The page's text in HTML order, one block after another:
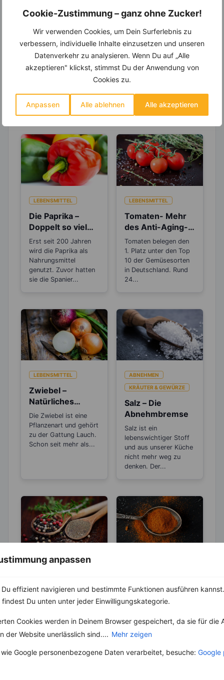
Cookie-Zustimmung – ganz ohne Zucker!
Wir verwenden Cookies, um Dein Surferlebnis zu
verbessern, individuelle Inhalte einzusetzen und unseren
Datenverkehr zu analysieren. Wenn Du auf „Alle
akzeptieren" klickst, stimmst Du der Anwendung von
Cookies zu.
Anpassen Alle ablehnen Alle akzeptieren
anpassen
effizient navigieren und bestimmte Funktionen ausführen
Du unten unter jeder Einwilligungskategorie.
Cookies werden in Deinem Browser gespeichert, da sie für die
der Website unerlässlich sind.... Mehr zeigen
Google personenbezogene Daten verarbeitet, besuche: Google
viele hilfreiche und zeitsparende Möglichkeiten,
dieses Rezepts
LEBENSMITTEL
Die Paprika –
Doppelt so viel
Vitamin C, wie die
Zitrone
Erst seit 200 Jahren
wird die Paprika als
Nahrungsmittel
genutzt. Zuvor hatten
sie die Spanier...
LEBENSMITTEL
Tomaten- Mehr
des Anti-Aging-
Stoffs Lycopin
durchs
Einkochen?
Tomaten belegen den
1. Platz unter den Top
10 der Gemüsesorten
in Deutschland. Rund
24...
LEBENSMITTEL
Zwiebel –
Natürliches
Antibiotikum und
„Wunder“-
Heilmittel
Die Zwiebel ist eine
Pflanzenart und gehört
zu der Gattung Lauch.
Schon seit mehr als...
ABNEHMEN
KRÄUTER & GEWÜRZE
Salz – Die
Abnehmbremse
Salz ist ein
lebenswichtiger Stoff
und aus unserer Küche
nicht mehr weg zu
denken. Der...
KRÄUTER & GEWÜRZE
Unterschiede
zwischen den
Die Heimat des echten
Malabarküste in Indien.
Dort ist auch das
Die beliebtesten
Sorten
Paprikapulver ist die
gemahlene Variante
der Gewürzpaprika.
es aus Südamerika.